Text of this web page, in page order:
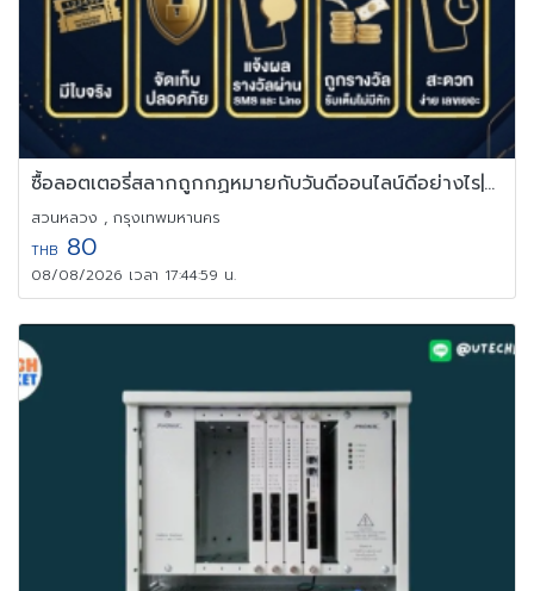
ซื้อลอตเตอรี่สลากถูกกฏหมายกับวันดีออนไลน์ดีอย่างไร|Vandee Online
สวนหลวง , กรุงเทพมหานคร
THB 80
08/08/2026 เวลา 17:44:59 น.